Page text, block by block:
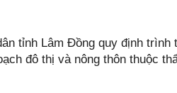
tỉnh Lâm Đồng quy định
đô thị và nông thôn thuộc